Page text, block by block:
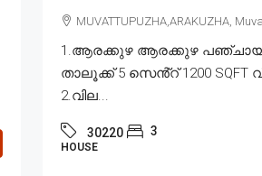
MUVATTUPUZHA,ARAKUZHA,
1.ആരക്കുഴ ആരക്കുഴ
താലൂക്ക് 5 സെൻ്റ് 1200 SQFT
2.വില...
30220 3
HOUSE